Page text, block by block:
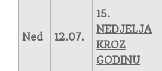
Ned 12.07.
15.
NEDJELJA
KROZ
GODINU